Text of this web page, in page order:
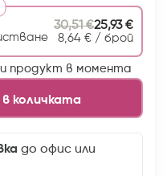
30,51€25,93€
8,64 €/ брой
продукт в момента
количката
до офис или